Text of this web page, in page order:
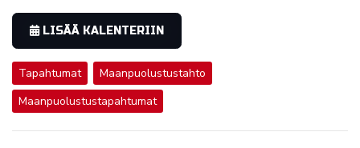
LISÄÄ KALENTERIIN
Tapahtumat
Maanpuolustustahto
Maanpuolustustapahtumat